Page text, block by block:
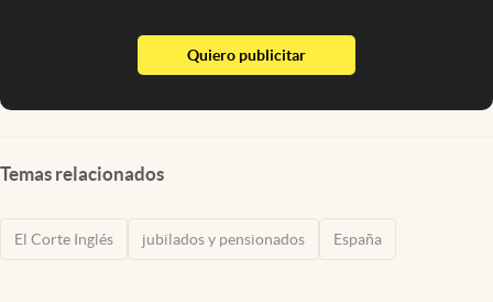
Quiero publicitarabre en nueva pestaña
Temas relacionados
El Corte Inglés jubilados y pensionados España